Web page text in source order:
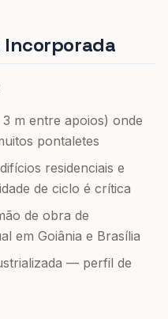
Incorporada
m entre apoios) onde
pontaletes
residenciais e
de ciclo é crítica
de obra de
em Goiânia e Brasília
— perfil de